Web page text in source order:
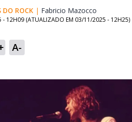
DO ROCK | Fabricio Mazocco
- 12H09 (ATUALIZADO EM 03/11/2025 - 12H25)
A-